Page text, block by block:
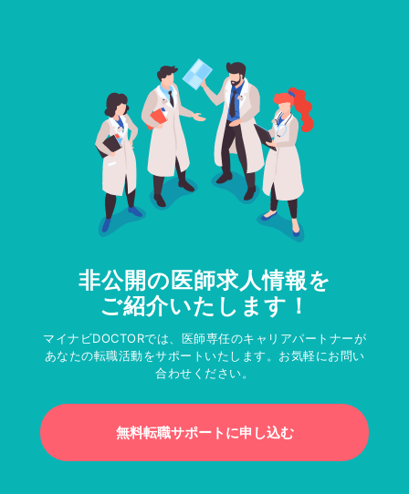
非公開の医師求人情報を
ご紹介いたします！
マイナビDOCTORでは、医師専任のキャリアパートナーが
あなたの転職活動をサポートいたします。お気軽にお問い
合わせください。
無料転職サポートに申し込む